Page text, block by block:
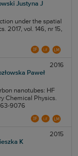
Justyna J
under the spatial
2017, vol. 146, nr 15,
2016
Paweł
nanotubes: HF
Chemical Physics.
9076
2015
K